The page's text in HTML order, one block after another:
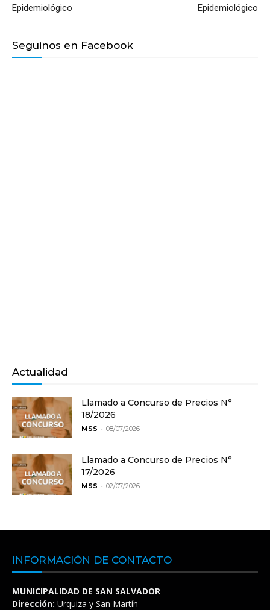
Epidemiológico
Epidemiológico
Seguinos en Facebook
Actualidad
Llamado a Concurso de Precios N°
18/2026
MSS - 08/07/2026
Llamado a Concurso de Precios N°
17/2026
MSS - 02/07/2026
INFORMACIÓN DE CONTACTO
MUNICIPALIDAD DE SAN SALVADOR
Dirección: Urquiza y San Martín